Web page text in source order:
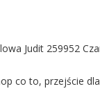
Judit 259952
co to, przejście